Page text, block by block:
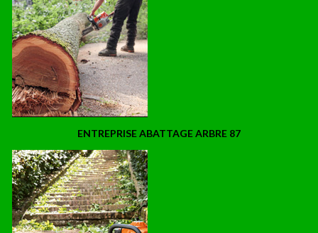
ENTREPRISE ABATTAGE ARBRE 87